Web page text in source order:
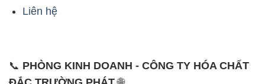
ĐẮC TRƯỜNG PHÁT
- 028.3756.1835 - 028.3756.1840 - 028.3756.1841-